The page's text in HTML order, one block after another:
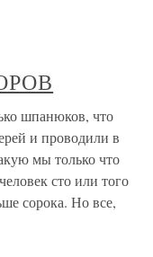
шпанюков, что
и проводили в
мы только что
сто или того
сорока. Но все,